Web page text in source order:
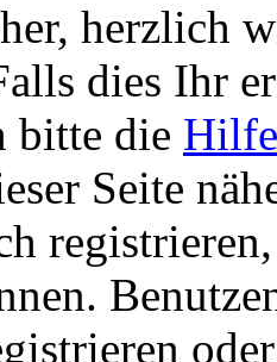
herzlich
dies Ihr
bitte die Hilfe
Seite